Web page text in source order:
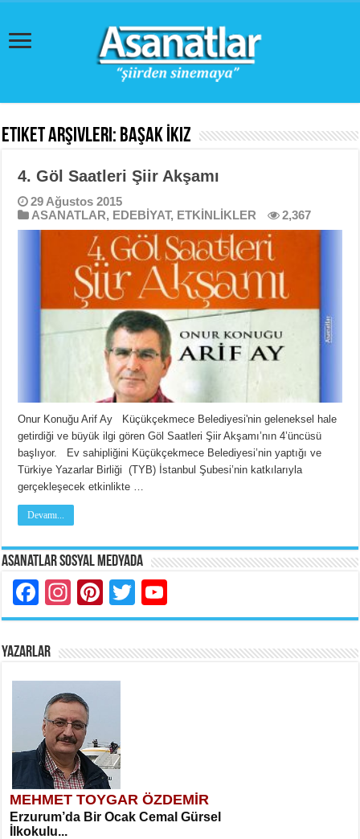
Etiket Arşivleri: Başak İkiz
4. Göl Saatleri Şiir Akşamı
29 Ağustos 2015
ASANATLAR, EDEBİYAT, ETKİNLİKLER 2,367
Onur Konuğu Arif Ay Küçükçekmece Belediyesi'nin geleneksel hale
getirdiği ve büyük ilgi gören Göl Saatleri Şiir Akşamı’nın 4’üncüsü
başlıyor. Ev sahipliğini Küçükçekmece Belediyesi’nin yaptığı ve
Türkiye Yazarlar Birliği (TYB) İstanbul Şubesi’nin katkılarıyla
gerçekleşecek etkinlikte …
Devamı...
Asanatlar Sosyal Medyada
Facebook
Instagram
Pinterest
Twitter
YAZARLAR
MEHMET TOYGAR ÖZDEMİR
Erzurum’da Bir Ocak Cemal Gürsel
İlkokulu...